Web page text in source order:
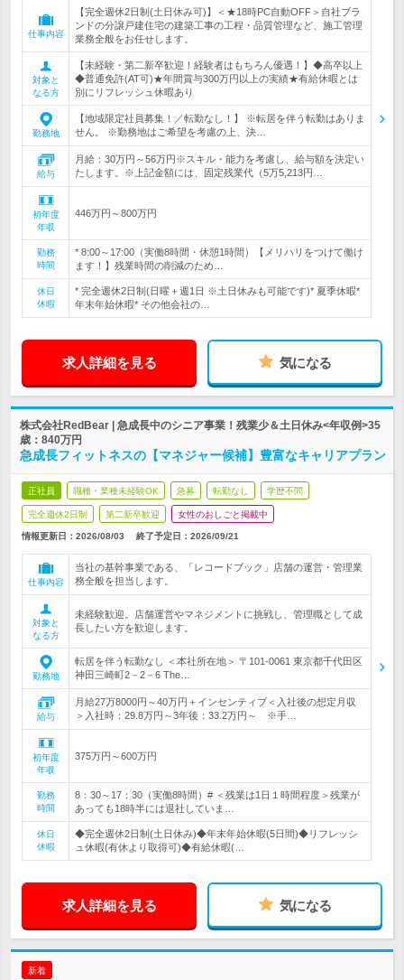
仕事内容
【完全週休2日制(土日休み可)】＜★18時PC自動OFF＞自社ブラ
ンドの分譲戸建住宅の建築工事の工程・品質管理など、施工管理
業務全般をお任せします。
対象と
なる方
【未経験・第二新卒歓迎！経験者はもちろん優遇！】◆高卒以上
◆普通免許(AT可)★年間賞与300万円以上の実績★有給休暇とは
別にリフレッシュ休暇あり
勤務地
【地域限定社員募集！／転勤なし！】 ※転居を伴う転勤はありま
せん。 ※勤務地はご希望を考慮の上、決…
給与
月給：30万円～56万円※スキル・能力を考慮し、給与額を決定い
たします。※上記金額には、固定残業代（5万5,213円…
初年度
年収
446万円～800万円
勤務
時間
* 8:00～17:00（実働8時間・休憩1時間）【メリハリをつけて働け
ます！】残業時間の削減のため…
休日
休暇
* 完全週休2日制(日曜＋週1日 ※土日休みも可能です)* 夏季休暇*
年末年始休暇* その他会社の…
求人詳細を見る 気になる
株式会社RedBear | 急成長中のシニア事業！残業少＆土日休み<年収例>35
歳：840万円
急成長フィットネスの【マネジャー候補】豊富なキャリアプラン
正社員 職種・業種未経験OK 急募 転勤なし 学歴不問
完全週休2日制 第二新卒歓迎 女性のおしごと掲載中
情報更新日：2026/08/03 終了予定日： 2026/09/21
仕事内容
当社の基幹事業である、「レコードブック」店舗の運営・管理業
務全般を担当します。
対象と
なる方
未経験歓迎。店舗運営やマネジメントに挑戦し、管理職として成
長したい方を歓迎します。
勤務地
転居を伴う転勤なし ＜本社所在地＞ 〒101-0061 東京都千代田区
神田三崎町2－2－6 The…
給与
月給27万8000円～40万円＋インセンティブ＜入社後の想定月収
＞入社時：29.8万円～3年後：33.2万円～ ※手…
初年度
年収
375万円～600万円
勤務
時間
8：30～17：30（実働8時間）# ＜残業は1日１時間程度＞残業が
あっても18時半には退社していま…
休日
休暇
◆完全週休2日制(土日休み)◆年末年始休暇(5日間)◆リフレッシ
ュ休暇(有休より取得可)◆有給休暇(…
求人詳細を見る 気になる
新着